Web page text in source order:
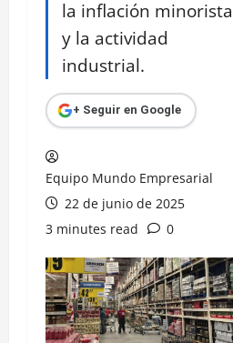
la inflación minorista
y la actividad
industrial.
+ Seguir en Google
Equipo Mundo Empresarial
22 de junio de 2025
3 minutes read
0